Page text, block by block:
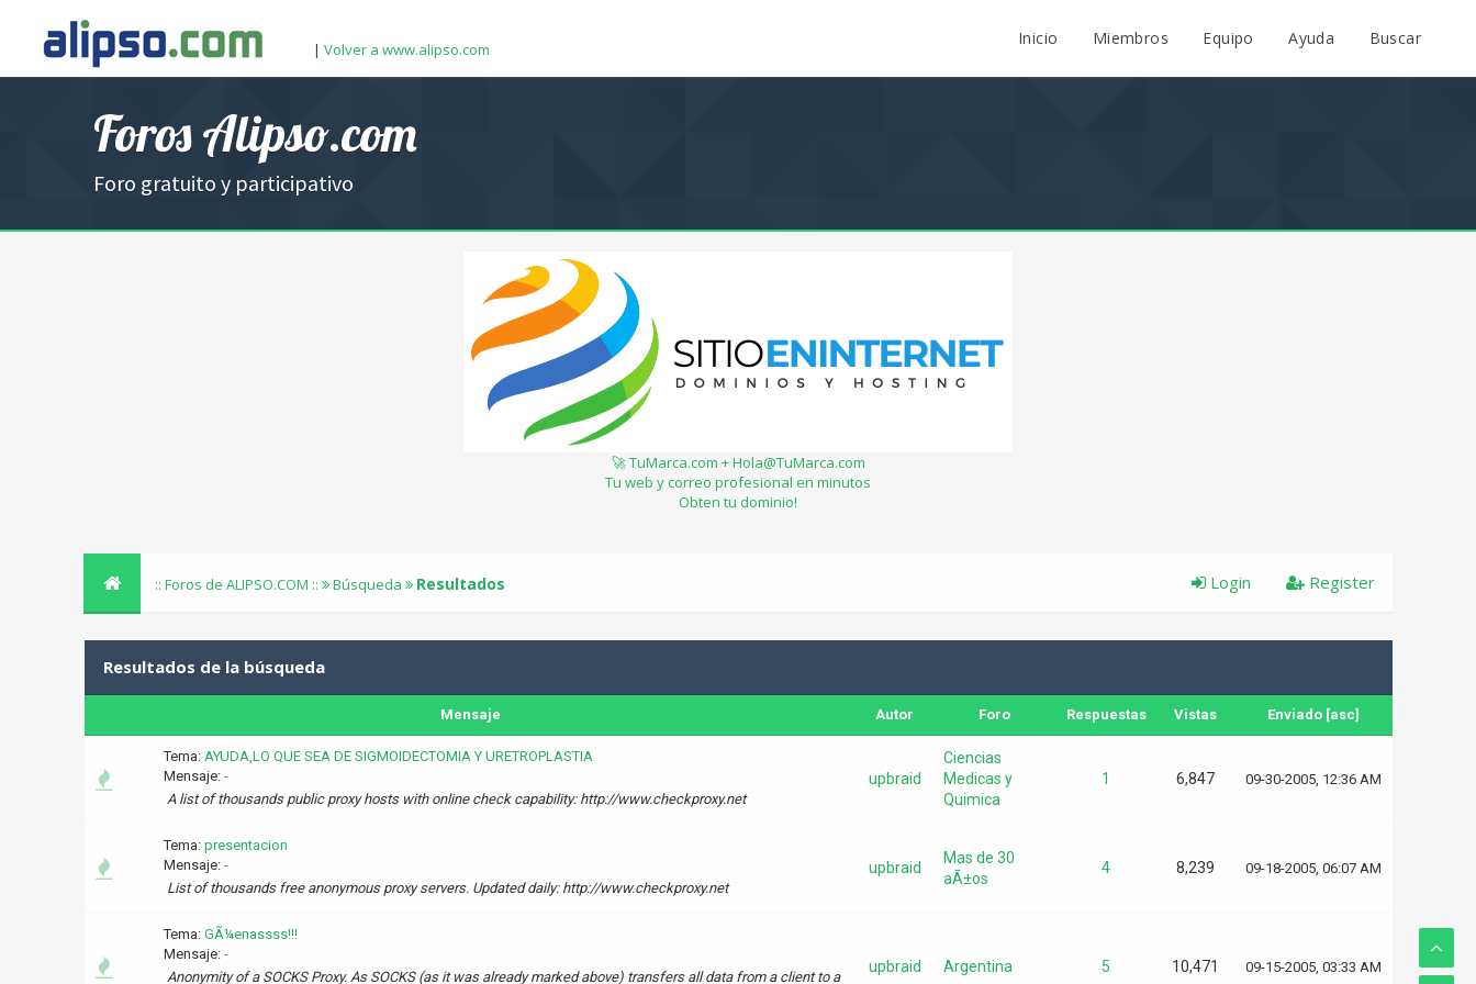
| Volver a www.alipso.com
Inicio Miembros Equipo Ayuda Buscar
Foros Alipso.com
Foro gratuito y participativo
🚀 TuMarca.com + Hola@TuMarca.com
Tu web y correo profesional en minutos
Obten tu dominio!
:: Foros de ALIPSO.COM :: Búsqueda Resultados Register
Login
Resultados de la búsqueda
Mensaje Autor Foro Respuestas Vistas Enviado [asc]
Tema: AYUDA,LO QUE SEA DE SIGMOIDECTOMIA Y URETROPLASTIA
Mensaje: -
A list of thousands public proxy hosts with online check capability: http://www.checkproxy.net
upbraid
Ciencias
Medicas y
Quimica
1 6,847 09-30-2005, 12:36 AM
Tema: presentacion
Mensaje: -
List of thousands free anonymous proxy servers. Updated daily: http://www.checkproxy.net
upbraid
Mas de 30
aÃ±os
4 8,239 09-18-2005, 06:07 AM
Tema: GÃ¼enassss!!!
Mensaje: -
Anonymity of a SOCKS Proxy. As SOCKS (as it was already marked above) transfers all data from a client to a
upbraid Argentina 5 10,471 09-15-2005, 03:33 AM